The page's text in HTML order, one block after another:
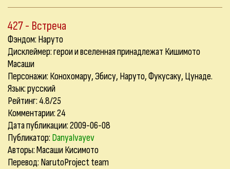
427 - Встреча
Фэндом: Наруто
Дисклеймер: герои и вселенная принадлежат Кишимото
Масаши
Персонажи: Конохомару, Эбису, Наруто, Фукусаку, Цунаде.
Язык: русский
Рейтинг: 4.8/25
Комментарии:24
Дата публикации: 2009-06-08
Публикатор: DanyaIvayev
Авторы: Масаши Кисимото
Перевод: NarutoProject team